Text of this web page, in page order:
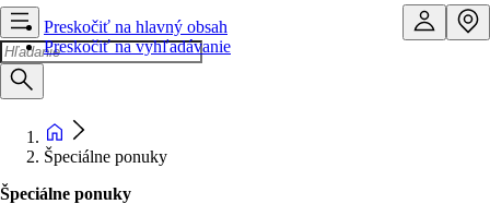
Preskočiť na hlavný obsah
Preskočiť na vyhľadávanie
Špeciálne ponuky
Špeciálne ponuky